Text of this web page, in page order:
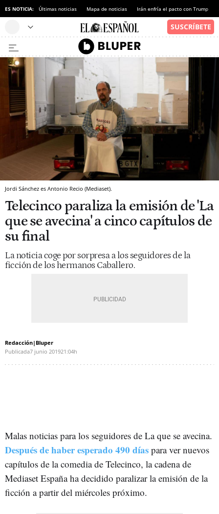
ES NOTICIA: Últimas noticias Mapa de noticias Irán enfría el pacto con Trump
Jordi Sánchez es Antonio Recio (Mediaset).
Telecinco paraliza la emisión de 'La
que se avecina' a cinco capítulos de
su final
La noticia coge por sorpresa a los seguidores de la
ficción de los hermanos Caballero.
Redacción|Bluper
Publicada7 junio 201921:04h
Malas noticias para los seguidores de La que se avecina.
Después de haber esperado 490 días para ver nuevos
capítulos de la comedia de Telecinco, la cadena de
Mediaset España ha decidido paralizar la emisión de la
ficción a partir del miércoles próximo.